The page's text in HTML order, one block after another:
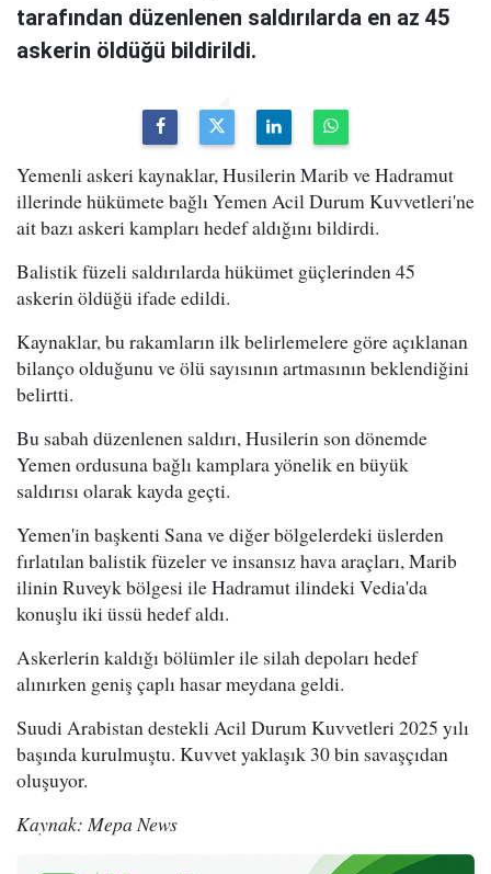
tarafından düzenlenen saldırılarda en az 45
askerin öldüğü bildirildi.
Yemenli askeri kaynaklar, Husilerin Marib ve Hadramut
illerinde hükümete bağlı Yemen Acil Durum Kuvvetleri'ne
ait bazı askeri kampları hedef aldığını bildirdi.
Balistik füzeli saldırılarda hükümet güçlerinden 45
askerin öldüğü ifade edildi.
Kaynaklar, bu rakamların ilk belirlemelere göre açıklanan
bilanço olduğunu ve ölü sayısının artmasının beklendiğini
belirtti.
Bu sabah düzenlenen saldırı, Husilerin son dönemde
Yemen ordusuna bağlı kamplara yönelik en büyük
saldırısı olarak kayda geçti.
Yemen'in başkenti Sana ve diğer bölgelerdeki üslerden
fırlatılan balistik füzeler ve insansız hava araçları, Marib
ilinin Ruveyk bölgesi ile Hadramut ilindeki Vedia'da
konuşlu iki üssü hedef aldı.
Askerlerin kaldığı bölümler ile silah depoları hedef
alınırken geniş çaplı hasar meydana geldi.
Suudi Arabistan destekli Acil Durum Kuvvetleri 2025 yılı
başında kurulmuştu. Kuvvet yaklaşık 30 bin savaşçıdan
oluşuyor.
Kaynak: Mepa News